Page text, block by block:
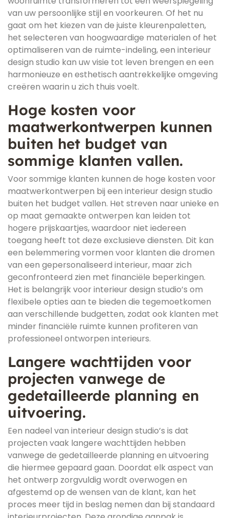
van uw persoonlijke stijl en voorkeuren. Of het nu
gaat om het kiezen van de juiste kleurenpaletten,
het selecteren van hoogwaardige materialen of het
optimaliseren van de ruimte-indeling, een interieur
design studio kan uw visie tot leven brengen en een
harmonieuze en esthetisch aantrekkelijke omgeving
creëren waarin u zich thuis voelt.
Hoge kosten voor
maatwerkontwerpen kunnen
buiten het budget van
sommige klanten vallen.
Voor sommige klanten kunnen de hoge kosten voor
maatwerkontwerpen bij een interieur design studio
buiten het budget vallen. Het streven naar unieke en
op maat gemaakte ontwerpen kan leiden tot
hogere prijskaartjes, waardoor niet iedereen
toegang heeft tot deze exclusieve diensten. Dit kan
een belemmering vormen voor klanten die dromen
van een gepersonaliseerd interieur, maar zich
geconfronteerd zien met financiële beperkingen.
Het is belangrijk voor interieur design studio’s om
flexibele opties aan te bieden die tegemoetkomen
aan verschillende budgetten, zodat ook klanten met
minder financiële ruimte kunnen profiteren van
professioneel ontworpen interieurs.
Langere wachttijden voor
projecten vanwege de
gedetailleerde planning en
uitvoering.
Een nadeel van interieur design studio’s is dat
projecten vaak langere wachttijden hebben
vanwege de gedetailleerde planning en uitvoering
die hiermee gepaard gaan. Doordat elk aspect van
het ontwerp zorgvuldig wordt overwogen en
afgestemd op de wensen van de klant, kan het
proces meer tijd in beslag nemen dan bij standaard